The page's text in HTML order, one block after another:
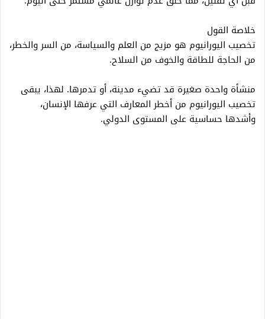
خلاصة القول
تخصيب اليورانيوم هو مزيج من العلم والسياسة، من السر والخطر،
من الحاجة للطاقة والخوف من السلاح.
منشأة واحدة صغيرة قد تضيء مدينة، أو تدمرها. لهذا، يبقى
تخصيب اليورانيوم من أخطر المعارف التي عرفها الإنسان،
وأشدها حساسية على المستوى الدولي.